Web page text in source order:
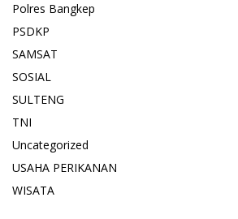
Polres Bangkep
PSDKP
SAMSAT
SOSIAL
SULTENG
TNI
Uncategorized
USAHA PERIKANAN
WISATA